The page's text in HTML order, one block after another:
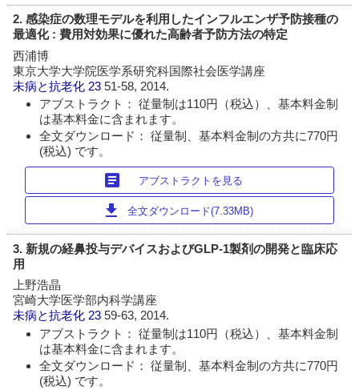
2. 感染症の数理モデルを利用したインフルエンザ予防接種の
最適化 : 費用対効果に優れた高齢者予防方法の特定
西浦博
東京大学大学院医学系研究科国際社会医学講座
未病と抗老化 2351-58, 2014.
アブストラクト： 従量制は110円（税込）、基本料金制
は基本料金に含まれます。
全文ダウンロード： 従量制、基本料金制の方共に770円
(税込) です。
article アブストラクトを見る
download 全文ダウンロード(7.33MB)
3. 新規の経鼻投与デバイスおよびGLP-1製剤の開発と臨床応
用
上野浩晶
宮崎大学医学部内科学講座
未病と抗老化 2359-63, 2014.
アブストラクト： 従量制は110円（税込）、基本料金制
は基本料金に含まれます。
全文ダウンロード： 従量制、基本料金制の方共に770円
(税込) です。